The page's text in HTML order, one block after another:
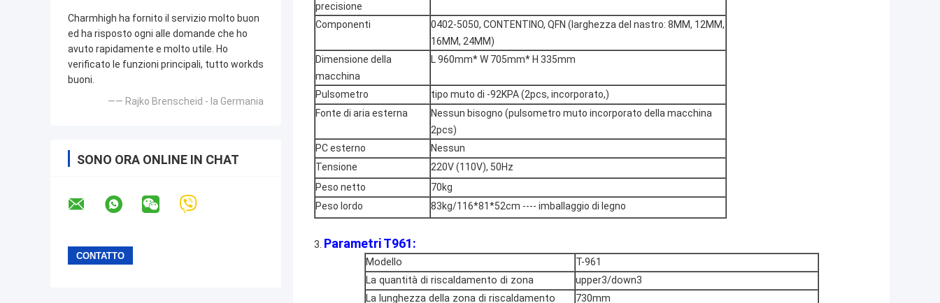
Charmhigh ha fornito il servizio molto buon
ed ha risposto ogni alle domande che ho
avuto rapidamente e molto utile. Ho
verificato le funzioni principali, tutto workds
buoni.
—— Rajko Brenscheid - la Germania
SONO ORA ONLINE IN CHAT
precisione
Componenti
0402-5050, CONTENTINO, QFN (larghezza del nastro: 8MM, 12MM,
16MM, 24MM)
Dimensione della
macchina
L 960mm* W 705mm* H 335mm
Pulsometro
tipo muto di -92KPA (2pcs, incorporato,)
Fonte di aria esterna
Nessun bisogno (pulsometro muto incorporato della macchina
2pcs)
PC esterno
Nessun
Tensione
220V (110V), 50Hz
Peso netto
70kg
Peso lordo
83kg/116*81*52cm ---- imballaggio di legno
3. Parametri T961:
Modello
T-961
La quantità di riscaldamento di zona
upper3/down3
La lunghezza della zona di riscaldamento
730mm